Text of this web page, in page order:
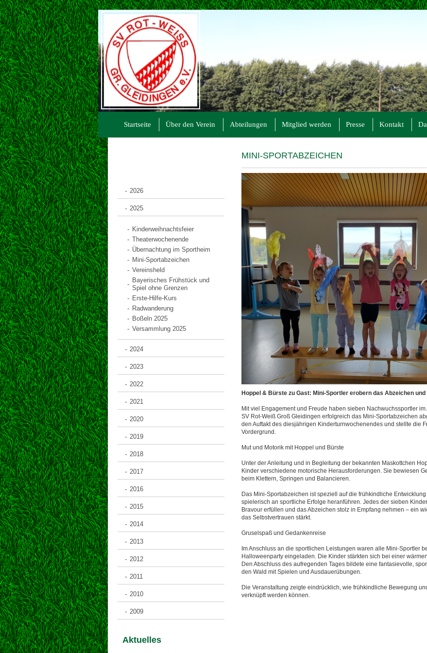
Startseite Über den Verein Abteilungen Mitglied werden Presse Kontakt
2026
2025
Kinderweihnachtsfeier
Theaterwochenende
Übernachtung im Sportheim
Mini-Sportabzeichen
Vereinsheld
Bayerisches Frühstück und
Spiel ohne Grenzen
Erste-Hilfe-Kurs
Radwanderung
Boßeln 2025
Versammlung 2025
2024
2023
2022
2021
2020
2019
2018
2017
2016
2015
2014
2013
2012
2011
2010
2009
Aktuelles
MINI-SPORTABZEICHEN
Hoppel & Bürste zu Gast: Mini-Sportler erobern das Abzeichen
Mit viel Engagement und Freude haben sieben Nachwuchssportler
SV Rot-Weiß Groß Gleidingen erfolgreich das Mini-Sportabzeichen
den Auftakt des diesjährigen Kinderturnwochenendes und stellte die
Vordergrund.
Mut und Motorik mit Hoppel und Bürste
Unter der Anleitung und in Begleitung der bekannten Maskottchen
Kinder verschiedene motorische Herausforderungen. Sie bewiesen
beim Klettern, Springen und Balancieren.
Das Mini-Sportabzeichen ist speziell auf die frühkindliche
spielerisch an sportliche Erfolge heranführen. Jedes der sieben
Bravour erfüllen und das Abzeichen stolz in Empfang nehmen – ein
das Selbstvertrauen stärkt.
Gruselspaß und Gedankenreise
Im Anschluss an die sportlichen Leistungen waren alle Mini-Sportler
Halloweenparty eingeladen. Die Kinder stärkten sich bei einer
Den Abschluss des aufregenden Tages bildete eine fantasievolle,
den Wald mit Spielen und Ausdauerübungen.
Die Veranstaltung zeigte eindrücklich, wie frühkindliche Bewegung
verknüpft werden können.